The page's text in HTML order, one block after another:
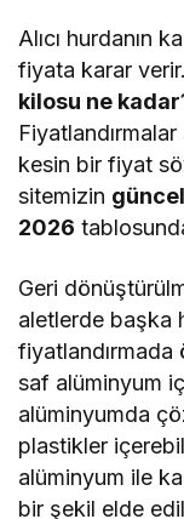
Alıcı hurdanın
fiyata karar
kilosu ne kadar
kesin bir fiyat
sitemizin
2026
Geri
aletlerde başka
fiyatlandırmada
saf alüminyum
alüminyumda
plastikler
alüminyum ile
bir şekil elde